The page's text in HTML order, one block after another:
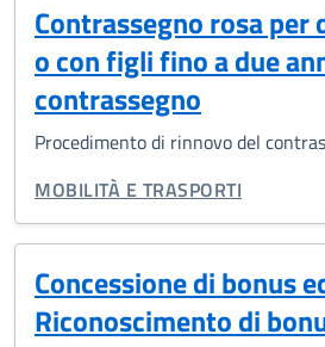
Contrassegno rosa per
o con figli fino a due
contrassegno
Procedimento di rinnovo del
CATEGORIA CORRELATA:
MOBILITÀ E TRASPORTI
Concessione di bonus
Riconoscimento di